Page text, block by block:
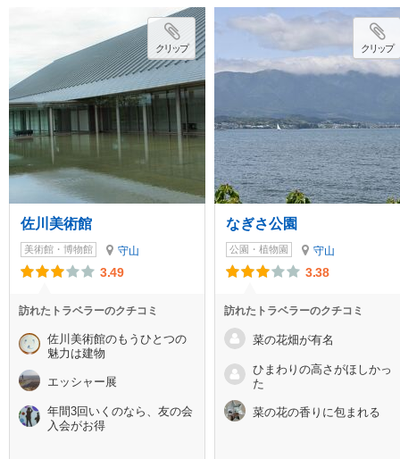
クリップ
佐川美術館
美術館・博物館 守山
3.49
訪れたトラベラーのクチコミ
佐川美術館のもうひとつの
魅力は建物
エッシャー展
年間3回いくのなら、友の会
入会がお得
クリップ
なぎさ公園
公園・植物園 守山
3.38
訪れたトラベラーのクチコミ
菜の花畑が有名
ひまわりの高さがほしかっ
た
菜の花の香りに包まれる